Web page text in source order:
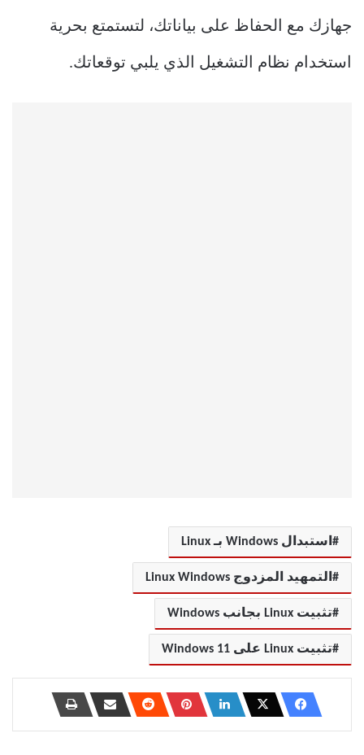
جهازك مع الحفاظ على بياناتك، لتستمتع بحرية
استخدام نظام التشغيل الذي يلبي توقعاتك.
استبدال Windows بـ Linux
التمهيد المزدوج Linux Windows
تثبيت Linux بجانب Windows
تثبيت Linux على Windows 11